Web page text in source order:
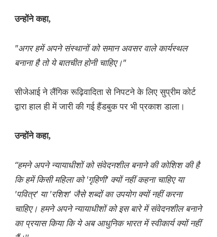
उन्होंने कहा,
"अगर हमें अपने संस्थानों को समान अवसर वाले कार्यस्थल
बनाना है तो ये बातचीत होनी चाहिए।"
सीजेआई ने लैंगिक रूढ़िवादिता से निपटने के लिए सुप्रीम कोर्ट
द्वारा हाल ही में जारी की गई हैंडबुक पर भी प्रकाश डाला।
उन्होंने कहा,
“हमने अपने न्यायाधीशों को संवेदनशील बनाने की कोशिश की है
कि हमें किसी महिला को 'गृहिणी' क्यों नहीं कहना चाहिए या
'पवित्र' या 'रशिश' जैसे शब्दों का उपयोग क्यों नहीं करना
चाहिए। हमने अपने न्यायाधीशों को इस बारे में संवेदनशील बनाने
का प्रयास किया कि ये अब आधुनिक भारत में स्वीकार्य क्यों नहीं